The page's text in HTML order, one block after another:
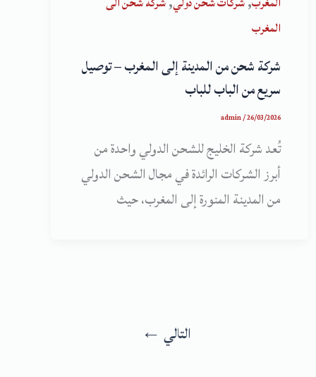
المغرب
شركة شحن من المدينة إلى المغرب – توصيل
سريع من الباب للباب
admin/26/03/2026
تُعد شركة الخليج للشحن الدولي واحدة من
أبرز الشركات الرائدة في مجال الشحن الدولي
من المدينة المنورة إلى المغرب، حيث
التالي ←